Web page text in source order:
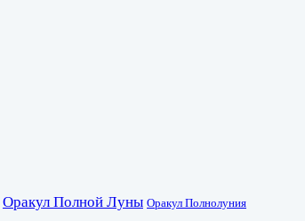
Оракул Полной Луны Оракул Полнолуния